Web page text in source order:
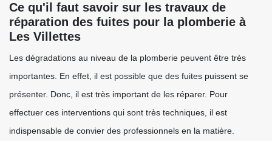
Ce qu'il faut savoir sur les travaux de
réparation des fuites pour la plomberie à
Les Villettes
Les dégradations au niveau de la plomberie peuvent être très
importantes. En effet, il est possible que des fuites puissent se
présenter. Donc, il est très important de les réparer. Pour
effectuer ces interventions qui sont très techniques, il est
indispensable de convier des professionnels en la matière.